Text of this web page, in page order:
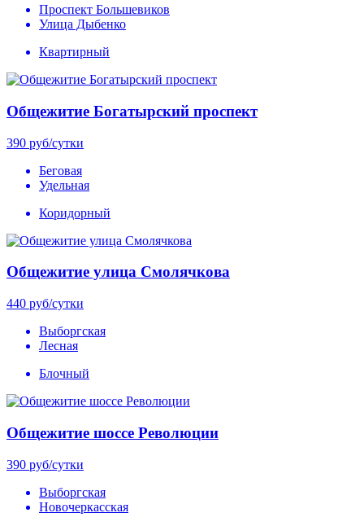
Проспект Большевиков
Улица Дыбенко
Квартирный
Общежитие Богатырский проспект
390 руб/сутки
Беговая
Удельная
Коридорный
Общежитие улица Смолячкова
440 руб/сутки
Выборгская
Лесная
Блочный
Общежитие шоссе Революции
390 руб/сутки
Выборгская
Новочеркасская